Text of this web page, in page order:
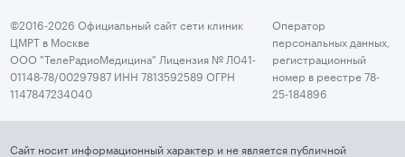
©2016-2026 Официальный сайт сети клиник
ЦМРТ в Москве
ООО "ТелеРадиоМедицина" Лицензия № Л041-
01148-78/00297987 ИНН 7813592589 ОГРН
1147847234040
Оператор
персональных данных,
регистрационный
номер в реестре 78-
25-184896
Сайт носит информационный характер и не является публичной